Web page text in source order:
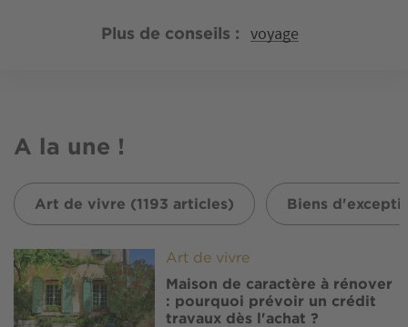
Plus de conseils voyage
A la une !
Art de vivre (1193 articles) Biens
Image Art de vivre
Maison de caractère à rénover
: pourquoi prévoir un crédit
travaux dès l'achat ?